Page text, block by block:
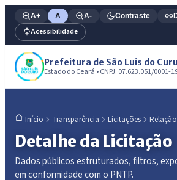
A+ A A- Contraste
Acessibilidade
Prefeitura de São Luis do Curu
Estado do Ceará • CNPJ: 07.623.051/0001-
Início Transparência Licitações
Detalhe da Licitação
Dados públicos estruturados, filtros,
em conformidade com o PNTP.